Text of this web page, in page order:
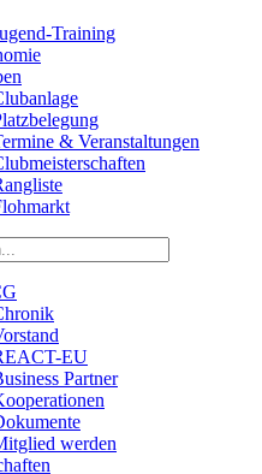
Training
& Veranstaltungen
EU
Partner
werden